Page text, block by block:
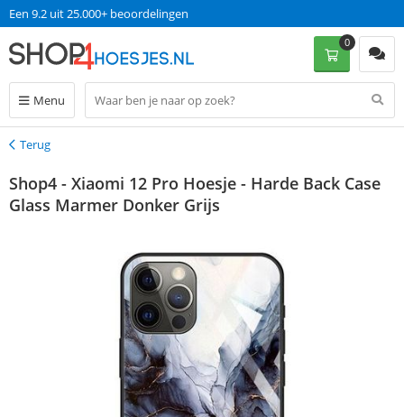
Een 9.2 uit 25.000+ beoordelingen
Menu
0
Terug
Terug
Shop4 - Xiaomi 12 Pro Hoesje - Harde Back Case
Glass Marmer Donker Grijs